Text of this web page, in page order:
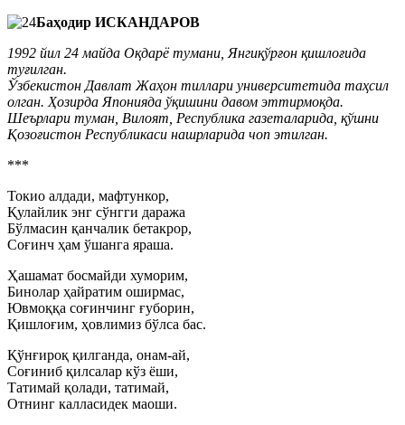
Баҳодир ИСКАНДАРОВ
1992 йил 24 майда Оқдарё тумани, Янгиқўрғон қишлоғида
туғилган.
Ўзбекистон Давлат Жаҳон тиллари университетида таҳсил
олган. Ҳозирда Японияда ўқишини давом эттирмоқда.
Шеърлари туман, Вилоят, Республика газеталарида, қўшни
Қозоғистон Республикаси нашрларида чоп этилган.
***
Токио алдади, мафтункор,
Қулайлик энг сўнгги даража
Бўлмасин қанчалик бетакрор,
Соғинч ҳам ўшанга яраша.
Ҳашамат босмайди хуморим,
Бинолар ҳайратим оширмас,
Ювмоққа соғинчинг ғуборин,
Қишлоғим, ҳовлимиз бўлса бас.
Қўнғироқ қилганда, онам-ай,
Соғиниб қилсалар кўз ёши,
Татимай қолади, татимай,
Отнинг калласидек маоши.